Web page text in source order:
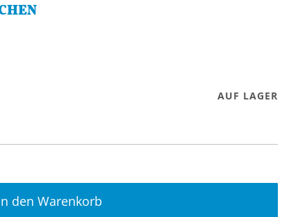
AUF LAGER
den Warenkorb